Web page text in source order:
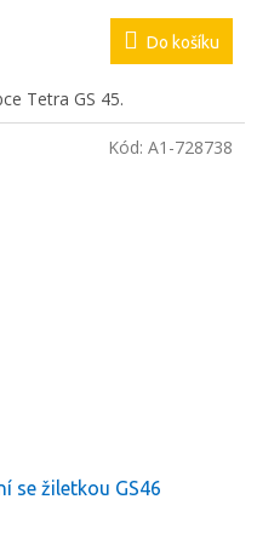
Do košíku
Tetra GS 45.
se žiletkou GS46
Kód: A1-728738